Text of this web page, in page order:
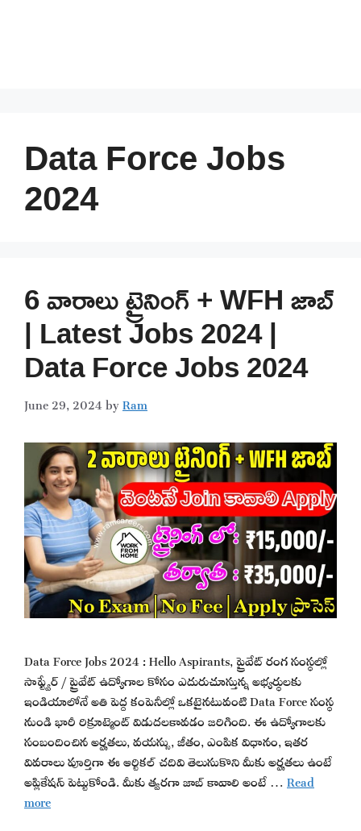
Data Force Jobs
2024
6 వారాలు ట్రైనింగ్ + WFH జాబ్
| Latest Jobs 2024 |
Data Force Jobs 2024
June 29, 2024byRam
Data Force Jobs 2024 : Hello Aspirants, ప్రైవేట్ రంగ సంస్థల్లో
సాఫ్ట్వేర్ / ప్రైవేట్ ఉద్యోగాల కోసం ఎదురుచూస్తున్న అభ్యర్థులకు
ఇండియాలోనే అతి పెద్ద కంపెనీల్లో ఒకటైనటువంటి Data Force సంస్థ
నుండి భారీ రిక్రూట్మెంట్ విడుదలకావడం జరిగింది. ఈ ఉద్యోగాలకు
సంబందించిన అర్హతలు, వయస్సు, జీతం, ఎంపిక విధానం, ఇతర
వివరాలు పూర్తిగా ఈ ఆర్టికల్ చదివి తెలుసుకొని మీకు అర్హతలు ఉంటే
అప్లికేషన్ పెట్టుకోండి. మీకు త్వరగా జాబ్ కావాలి అంటే …Read
more